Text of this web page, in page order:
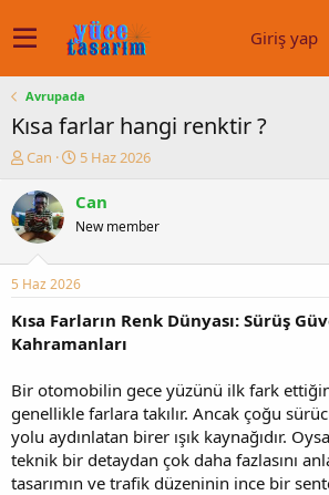
Giriş yap
Avrupada
Kısa farlar hangi renktir ?
K
n
u
y
b
a
ş
a
a
n
Can
B
ş
a
g
ı
ç
a
i
h
i
5 Haz 2026
Can
New member
5 Haz 2026
Kısa Farların Renk Dünyası: Sürüş
Kahramanları
Bir otomobilin gece yüzünü ilk fark
genellikle farlara takılır. Ancak çoğu
yolu aydınlatan birer ışık kaynağıdır.
teknik bir detaydan çok daha fazlasını
tasarımın ve trafik düzeninin ince bir